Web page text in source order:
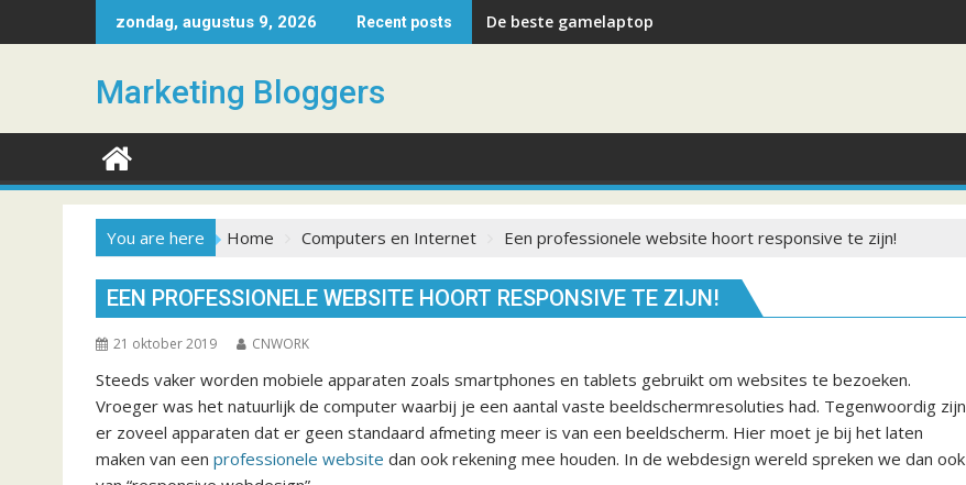
k
zondag, augustus 9, 2026 Recent posts De beste gamelaptop
Marketing Bloggers
You are here Home Computers en Internet Een professionele website hoort responsive te zijn!
EEN PROFESSIONELE WEBSITE HOORT RESPONSIVE TE ZIJN!
21 oktober 2019 CNWORK
Steeds vaker worden mobiele apparaten zoals smartphones en tablets gebruikt om websites te bezoeken.
Vroeger was het natuurlijk de computer waarbij je een aantal vaste beeldschermresoluties had. Tegenwoordig zijn
er zoveel apparaten dat er geen standaard afmeting meer is van een beeldscherm. Hier moet je bij het laten
maken van een professionele website dan ook rekening mee houden. In de webdesign wereld spreken we dan ook